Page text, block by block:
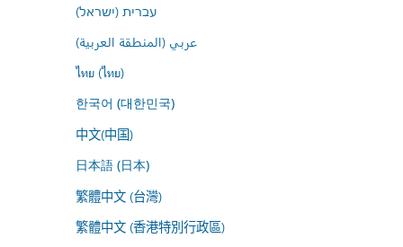
עברית (ישראל)
عربي (المنطقة العربية)
ไทย (ไทย)
한국어 (대한민국)
中文(中国)
日本語 (日本)
繁體中文 (台灣)
繁體中文 (香港特別行政區)